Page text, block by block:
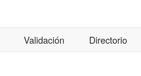
Validación Directorio